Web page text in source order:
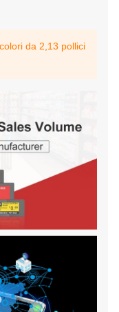
da 2,13 pollici